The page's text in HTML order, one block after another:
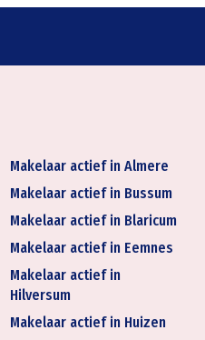
Makelaar actief in Almere
Makelaar actief in Bussum
Makelaar actief in Blaricum
Makelaar actief in Eemnes
Makelaar actief in
Hilversum
Makelaar actief in Huizen